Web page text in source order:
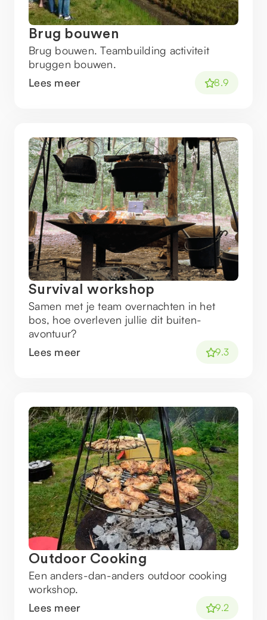
Brug bouwen
Brug bouwen. Teambuilding activiteit
bruggen bouwen.
Lees meer
8.9
Survival workshop
Samen met je team overnachten in het
bos, hoe overleven jullie dit buiten-
avontuur?
Lees meer
9.3
Outdoor Cooking
Een anders-dan-anders outdoor cooking
workshop.
Lees meer
9.2